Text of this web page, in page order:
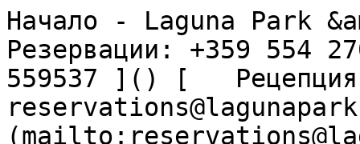
Начало - Laguna Park
Резервации: +359 554
559537 ]() [